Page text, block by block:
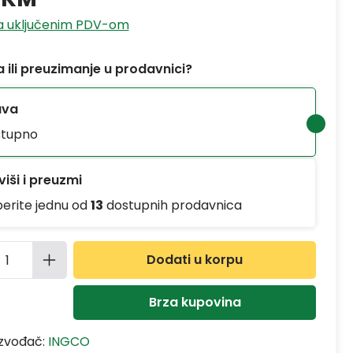
uključenim PDV-om
ili preuzimanje u prodavnici?
i preuzmi
jednu od13 dostupnih prodavnica
proizvoda: Unesite željenu
Dodati u korpu
Brza kupovina
INGCO